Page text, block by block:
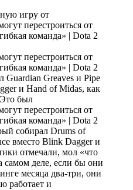
игру от
Guardian Greaves и Pipe
и Hand of Midas, как
был
собирал Drums of
вместо Blink Dagger и
отмечали, мол «что
самом деле, если бы они
месяца два-три, они
работает и